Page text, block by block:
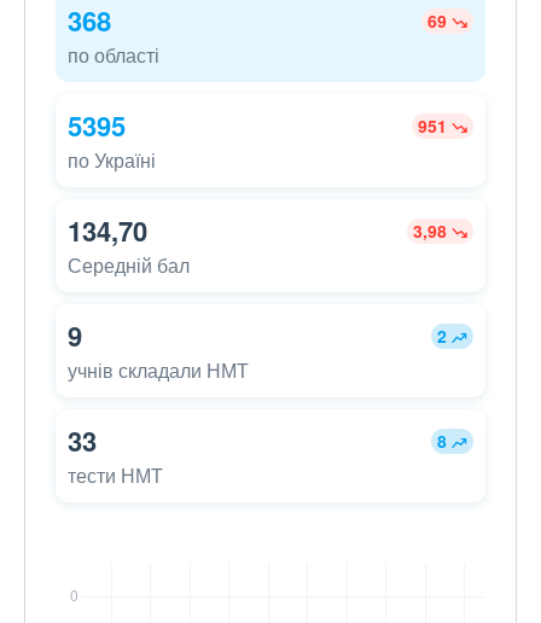
368 69
по області
5395 951
по Україні
134,70 3,98
Середній бал
9 2
учнів складали НМТ
33 8
тести НМТ